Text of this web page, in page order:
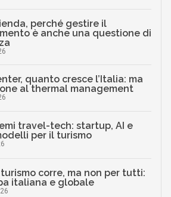
perché gestire il
è anche una questione di
quanto cresce l’Italia: ma
al thermal management
travel-tech: startup, AI e
per il turismo
turismo corre, ma non per tutti:
italiana e globale